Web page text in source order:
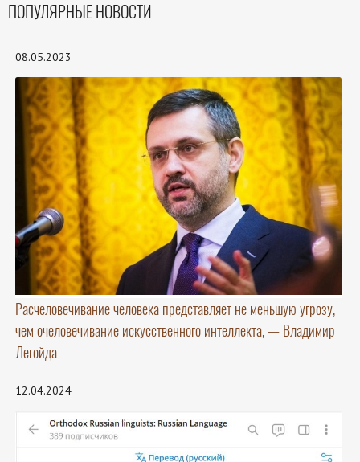
ПОПУЛЯРНЫЕ НОВОСТИ
08.05.2023
Расчеловечивание человека представляет не меньшую угрозу,
чем очеловечивание искусственного интеллекта, — Владимир
Легойда
12.04.2024